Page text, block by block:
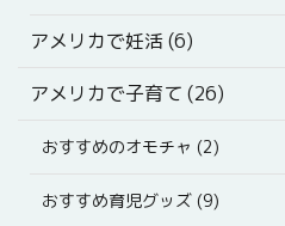
アメリカで妊活 (6)
アメリカで子育て (26)
おすすめのオモチャ (2)
おすすめ育児グッズ (9)